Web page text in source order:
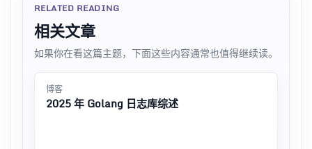
RELATED READING
相关文章
如果你在看这篇主题，下面这些内容通常也值得继续读。
博客
2025 年 Golang 日志库综述